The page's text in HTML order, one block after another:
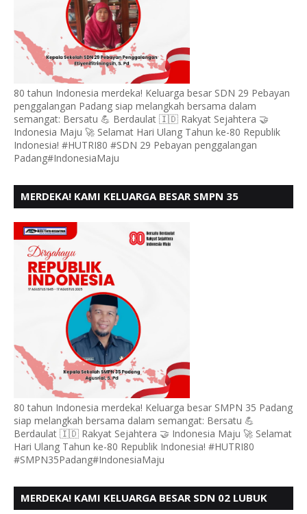
80 tahun Indonesia merdeka! Keluarga besar SDN 29 Pebayan
penggalangan Padang siap melangkah bersama dalam
semangat: Bersatu 💪 Berdaulat 🇮🇩 Rakyat Sejahtera 🤝
Indonesia Maju 🚀 Selamat Hari Ulang Tahun ke-80 Republik
Indonesia! #HUTRI80 #SDN 29 Pebayan penggalangan
Padang#IndonesiaMaju
MERDEKA! KAMI KELUARGA BESAR SMPN 35
80 tahun Indonesia merdeka! Keluarga besar SMPN 35 Padang
siap melangkah bersama dalam semangat: Bersatu 💪
Berdaulat 🇮🇩 Rakyat Sejahtera 🤝 Indonesia Maju 🚀 Selamat
Hari Ulang Tahun ke-80 Republik Indonesia! #HUTRI80
#SMPN35Padang#IndonesiaMaju
MERDEKA! KAMI KELUARGA BESAR SDN 02 LUBUK